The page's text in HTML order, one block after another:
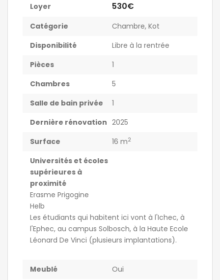
Loyer 530€
Catégorie Chambre, Kot
Disponibilité
Libre à la rentrée
Pièces
1
Chambres
5
Salle de bain privée
1
Dernière rénovation 2025
Surface
16 m2
Universités et écoles
supérieures à
proximité
Erasme Prigogine
Helb
Les étudiants qui habitent ici vont à l'Ichec, à
l'Ephec, au campus Solbosch, à la Haute Ecole
Léonard De Vinci (plusieurs implantations).
Meublé Oui